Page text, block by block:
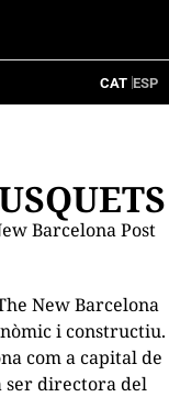
CAT ESP
Barcelona Post
New Barcelona
i constructiu.
com a capital de
ser directora del